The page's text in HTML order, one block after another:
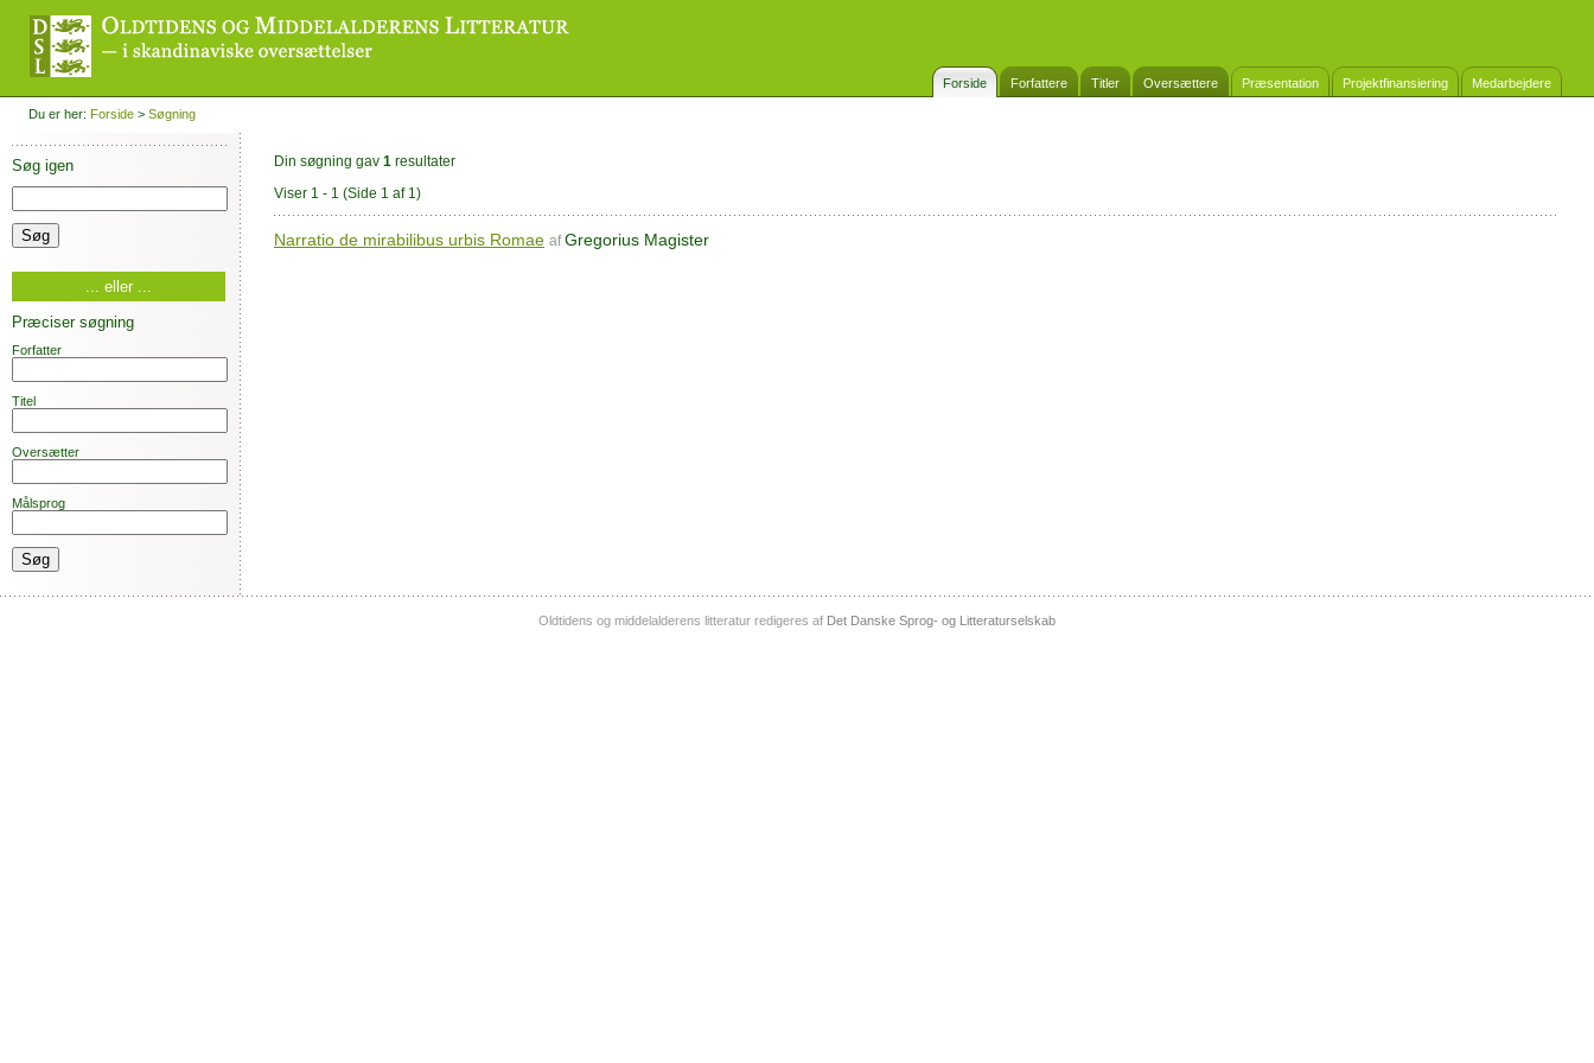
Forside Forfattere Titler Oversættere Præsentation Projektfinansiering Medarbejdere
Du er her: Forside > Søgning
Søg igen
... eller ...
Præciser søgning
Forfatter
Titel
Oversætter
Målsprog
Din søgning gav 1 resultater
Viser 1 - 1 (Side 1 af 1)
Narratio de mirabilibus urbis Romae afGregorius Magister
Oldtidens og middelalderens litteratur redigeres af Det Danske Sprog- og Litteraturselskab